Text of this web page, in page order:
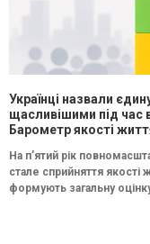
Українці назвали
щасливішими під час
Барометр якості
На п’ятий рік
стале сприйняття
формують загальну